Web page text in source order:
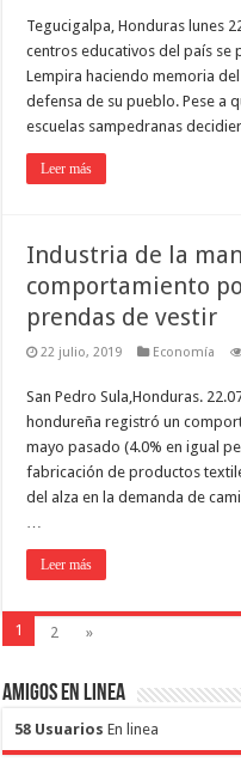
Tegucigalpa, Honduras lunes
centros educativos del país se
Lempira haciendo memoria
defensa de su pueblo. Pese a
escuelas sampedranas
Leer más
Industria de la
comportamiento
prendas de vestir
22 julio, 2019 Economía
San Pedro Sula,Honduras.
hondureña registró un
mayo pasado (4.0% en igual
fabricación de productos
del alza en la demanda de
Leer más
1 2 »
Amigos en Linea
58 Usuarios En linea